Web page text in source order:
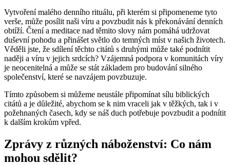
Vytvoření malého denního rituálu, při kterém si připomeneme tyto
verše, může posílit naši víru a povzbudit nás k překonávání denních
obtíží. Čtení a meditace nad těmito slovy nám pomáhá udržovat
duševní pohodu a přinášet světlo do temných míst v našich životech.
Věděli jste, že sdílení těchto citátů s druhými může také podnítit
naději a víru v jejich srdcích? Vzájemná podpora v komunitách víry
je neocenitelná a může se stát základem pro budování silného
společenství, které se navzájem povzbuzuje.
Tímto způsobem si můžeme neustále připomínat sílu biblických
citátů a je důležité, abychom se k nim vraceli jak v těžkých, tak i v
požehnaných časech, kdy se náš duch potřebuje povzbudit a podnítit
k dalším krokům vpřed.
Zprávy z různých náboženství: Co nám
mohou sdělit?